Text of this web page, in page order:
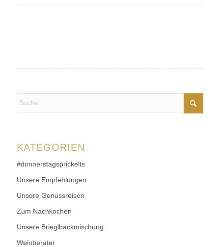
KATEGORIEN
#donnerstagsprickelts
Unsere Empfehlungen
Unsere Genussreisen
Zum Nachkochen
Unsere Brieglbackmischung
Weinberater